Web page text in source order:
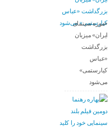
«موزه سینمای
ایران» میزبان
بزرگداشت
«عباس
کیارستمی»
می‌شود